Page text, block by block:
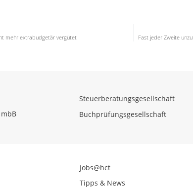
mehr extrabudgetär vergütet Fast jeder Zweite
Steuerberatungsgesellschaft
Buchprüfungsgesellschaft
Jobs@hct
Tipps & News